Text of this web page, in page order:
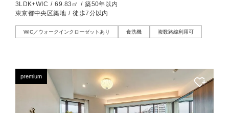
3LDK+WIC / 69.83㎡ / 築50年以内
東京都中央区築地 / 徒歩7分以内
WIC／ウォークインクローゼットあり 食洗機 複数路線利用可
premium